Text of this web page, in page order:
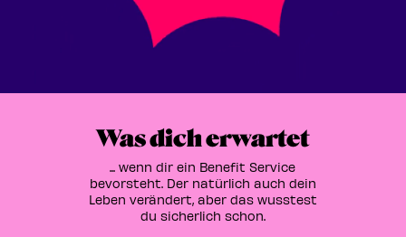
Was dich erwartet
... wenn dir ein Benefit Service
bevorsteht. Der natürlich auch dein
Leben verändert, aber das wusstest
du sicherlich schon.